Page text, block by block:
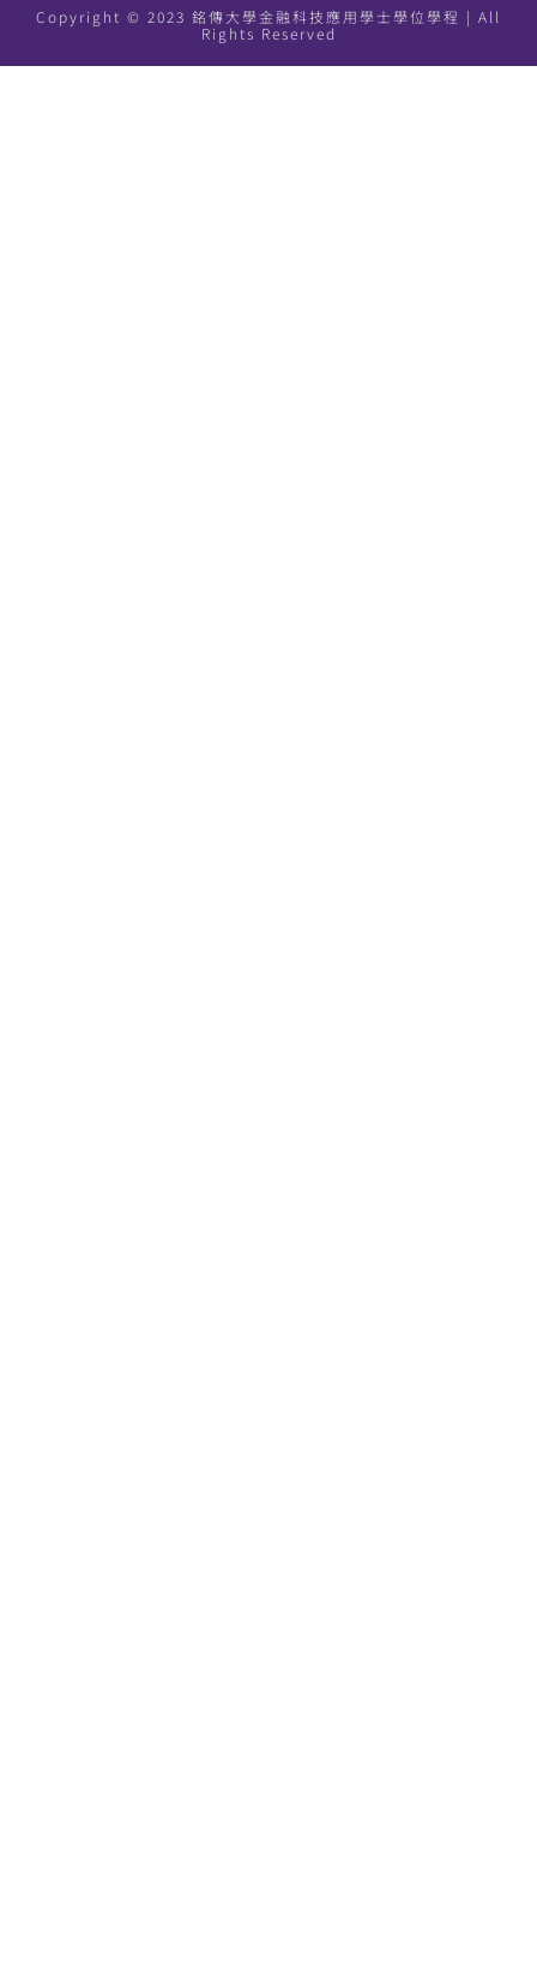
Copyright © 2023 銘傳大學金融科技應用學士學位學程 | All
Rights Reserved